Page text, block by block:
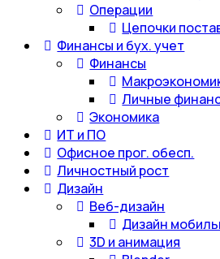
Операции
Цепочки
Финансы и бух. учет
Финансы
Личные
Экономика
ИТ и ПО
Офисное прог. обесп.
Личностный рост
Дизайн
Веб-дизайн
Дизайн
3D и анимация